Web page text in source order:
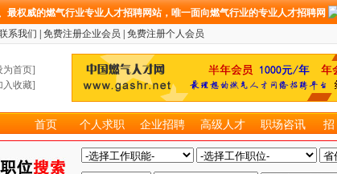
最权威的燃气行业专业人才招聘网站，唯一面向燃气行业的专业人才招聘网
系我们 免费注册企业会员 免费注册个人会员
为首页]
入收藏]
首页 个人求职 企业招聘 高级人才 职场咨讯 招